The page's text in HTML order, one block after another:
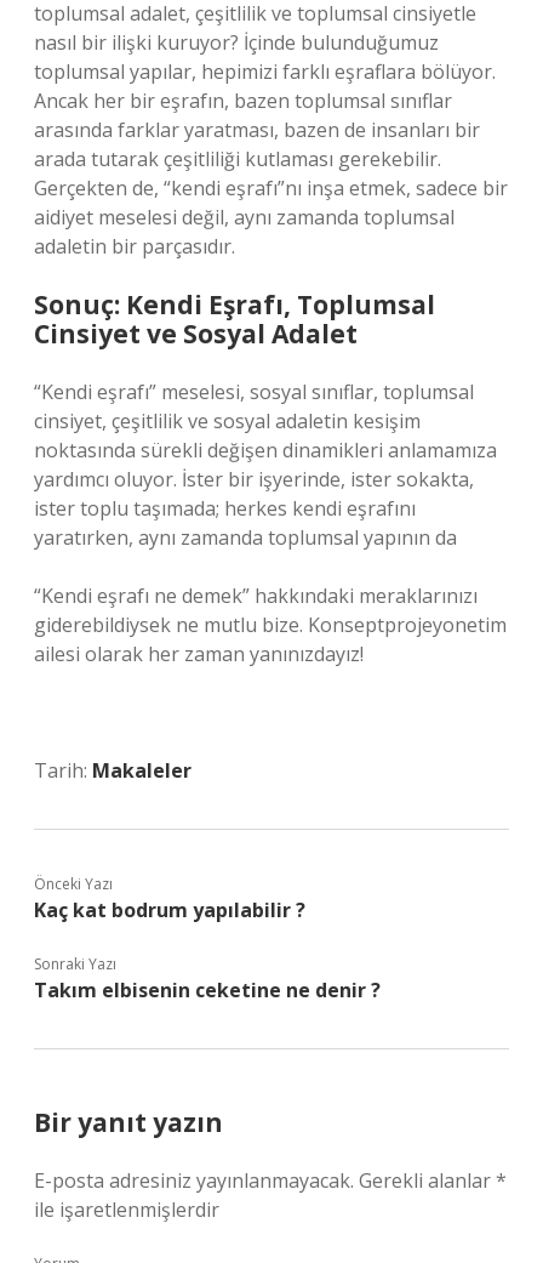
toplumsal adalet, çeşitlilik ve toplumsal cinsiyetle
nasıl bir ilişki kuruyor? İçinde bulunduğumuz
toplumsal yapılar, hepimizi farklı eşraflara bölüyor.
Ancak her bir eşrafın, bazen toplumsal sınıflar
arasında farklar yaratması, bazen de insanları bir
arada tutarak çeşitliliği kutlaması gerekebilir.
Gerçekten de, “kendi eşrafı”nı inşa etmek, sadece bir
aidiyet meselesi değil, aynı zamanda toplumsal
adaletin bir parçasıdır.
Sonuç: Kendi Eşrafı, Toplumsal
Cinsiyet ve Sosyal Adalet
“Kendi eşrafı” meselesi, sosyal sınıflar, toplumsal
cinsiyet, çeşitlilik ve sosyal adaletin kesişim
noktasında sürekli değişen dinamikleri anlamamıza
yardımcı oluyor. İster bir işyerinde, ister sokakta,
ister toplu taşımada; herkes kendi eşrafını
yaratırken, aynı zamanda toplumsal yapının da
“Kendi eşrafı ne demek” hakkındaki meraklarınızı
giderebildiysek ne mutlu bize. Konseptprojeyonetim
ailesi olarak her zaman yanınızdayız!
Tarih: Makaleler
Önceki Yazı
Kaç kat bodrum yapılabilir ?
Sonraki Yazı
Takım elbisenin ceketine ne denir ?
Bir yanıt yazın
E-posta adresiniz yayınlanmayacak. Gerekli alanlar*
ile işaretlenmişlerdir